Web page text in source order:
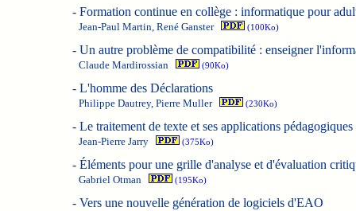
- Formation continue en collège : informatique pour
Jean-Paul Martin, René Ganster (100Ko)
- Un autre problème de compatibilité : enseigner
Claude Mardirossian (90Ko)
- L'homme des Déclarations
Philippe Dautrey, Pierre Muller (230Ko)
- Le traitement de texte et ses applications
Jean-Pierre Jarry (375Ko)
- Éléments pour une grille d'analyse et d'évaluation
Gabriel Otman (195Ko)
- Vers une nouvelle génération de logiciels d'EAO